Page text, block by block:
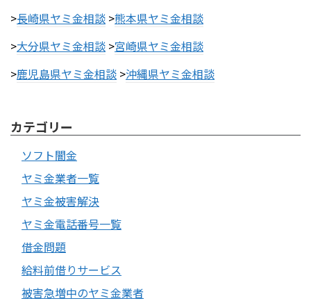
>長崎県ヤミ金相談 >熊本県ヤミ金相談
>大分県ヤミ金相談 >宮崎県ヤミ金相談
>鹿児島県ヤミ金相談 >沖縄県ヤミ金相談
カテゴリー
ソフト闇金
ヤミ金業者一覧
ヤミ金被害解決
ヤミ金電話番号一覧
借金問題
給料前借りサービス
被害急増中のヤミ金業者